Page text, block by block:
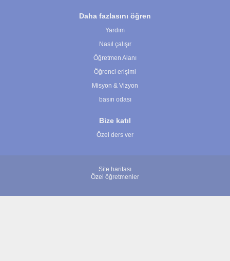
Daha fazlasını öğren
Yardım
Nasıl çalışır
Öğretmen Alanı
Öğrenci erişimi
Misyon & Vizyon
basın odası
Bize katıl
Özel ders ver
Site haritası
Özel öğretmenler